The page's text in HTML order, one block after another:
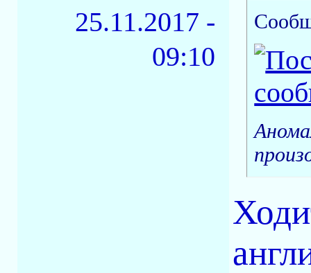
25.11.2017 -
09:10